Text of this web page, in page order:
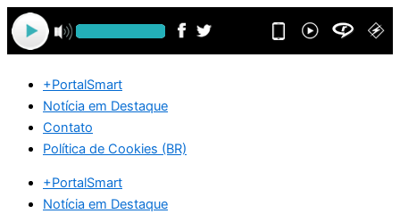
Ir
para
o
+PortalSmart
Notícia em Destaque
Contato
Política de Cookies (BR)
+PortalSmart
Notícia em Destaque